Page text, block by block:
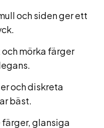
och siden ger ett
mörka färger
och diskreta
bäst.
färger, glansiga